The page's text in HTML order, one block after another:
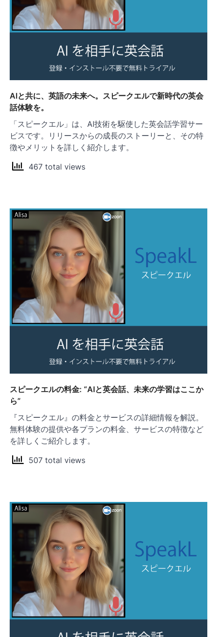
AIと共に、英語の未来へ。スピークエルで新時代の英会
話体験を。
「スピークエル」は、AI技術を駆使した英会話学習サー
ビスです。リリースからの成長のストーリーと、その特
徴やメリットを詳しく紹介します。
467 total views
スピークエルの料金: “AIと英会話、未来の学習はここか
ら”
『スピークエル』の料金とサービスの詳細情報を解説。
無料体験の提供や各プランの料金、サービスの特徴など
を詳しくご紹介します。
507 total views